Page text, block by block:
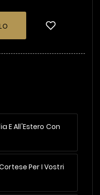
E All'Estero Con
Per I Vostri